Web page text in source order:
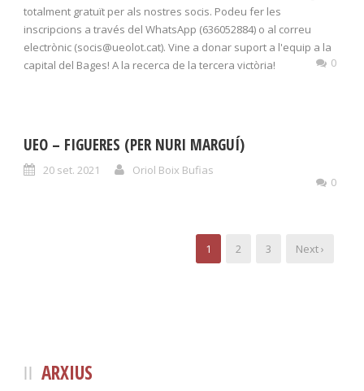
totalment gratuït per als nostres socis. Podeu fer les
inscripcions a través del WhatsApp (636052884) o al correu
electrònic (socis@ueolot.cat). Vine a donar suport a l'equip a la
capital del Bages! A la recerca de la tercera victòria!
0
UEO – FIGUERES (PER NURI MARGUÍ)
20 set. 2021
Oriol Boix Bufias
0
1 2 3 Next ›
ARXIUS